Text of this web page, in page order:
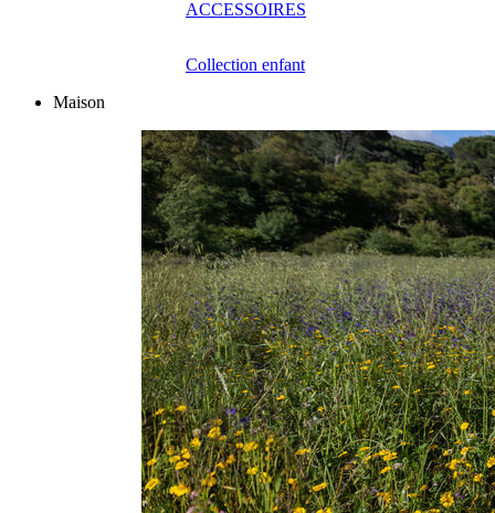
ACCESSOIRES
Collection enfant
Maison